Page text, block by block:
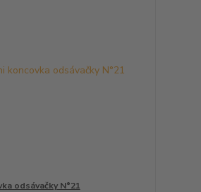
odsávačky N°21